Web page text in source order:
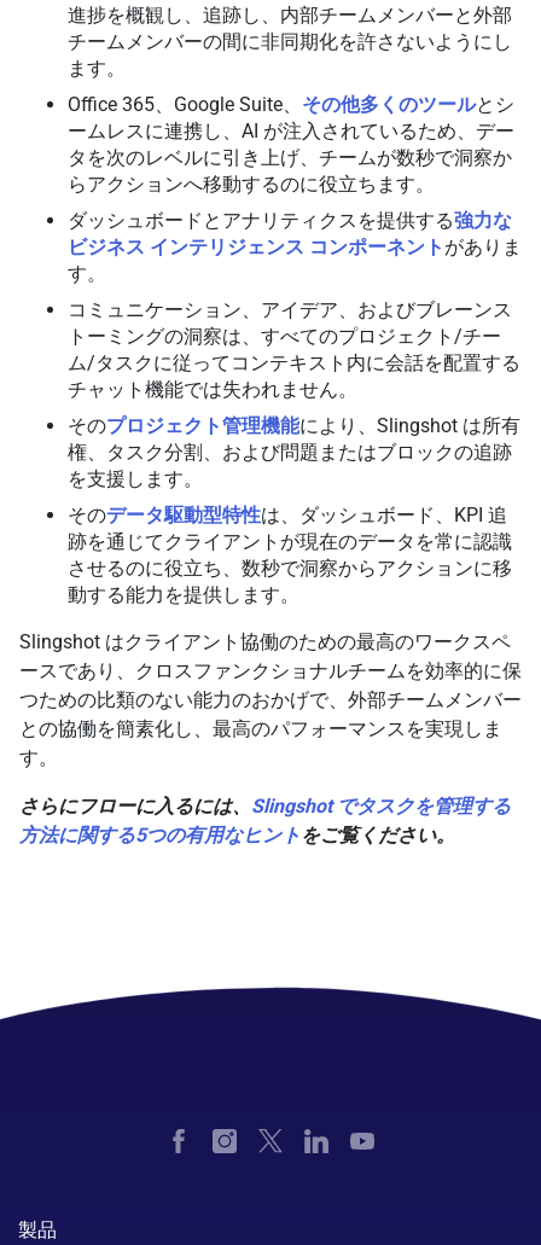
進捗を概観し、追跡し、内部チームメンバーと外部
チームメンバーの間に非同期化を許さないようにし
ます。
Office 365、Google Suite、 その他多くのツールとシ
ームレスに連携し、AI が注入されているため、デー
タを次のレベルに引き上げ、チームが数秒で洞察か
らアクションへ移動するのに役立ちます。
ダッシュボードとアナリティクスを提供する強力な
ビジネス インテリジェンス コンポーネント がありま
す。
コミュニケーション、アイデア、およびブレーンス
トーミングの洞察は、すべてのプロジェクト/チー
ム/タスクに従ってコンテキスト内に会話を配置する
チャット機能では失われません。
そのプロジェクト管理機能により、Slingshot は所有
権、タスク分割、および問題またはブロックの追跡
を支援します。
そのデータ駆動型特性は、ダッシュボード、KPI 追
跡を通じてクライアントが現在のデータを常に認識
させるのに役立ち、数秒で洞察からアクションに移
動する能力を提供します。
Slingshot はクライアント協働のための最高のワークスペ
ースであり、クロスファンクショナルチームを効率的に保
つための比類のない能力のおかげで、外部チームメンバー
との協働を簡素化し、最高のパフォーマンスを実現しま
す。
さらにフローに入るには、 Slingshot でタスクを管理する
方法に関する5つの有用なヒント をご覧ください。
製品